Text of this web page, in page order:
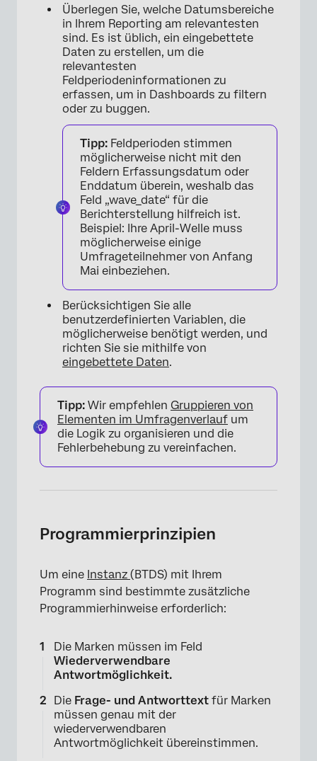
Überlegen Sie, welche Datumsbereiche
in Ihrem Reporting am relevantesten
sind. Es ist üblich, ein eingebettete
Daten zu erstellen, um die
relevantesten
Feldperiodeninformationen zu
erfassen, um in Dashboards zu filtern
oder zu buggen.
Tipp: Feldperioden stimmen
möglicherweise nicht mit den
Feldern Erfassungsdatum oder
Enddatum überein, weshalb das
Feld „wave_date“ für die
Berichterstellung hilfreich ist.
Beispiel: Ihre April-Welle muss
möglicherweise einige
Umfrageteilnehmer von Anfang
Mai einbeziehen.
Berücksichtigen Sie alle
benutzerdefinierten Variablen, die
möglicherweise benötigt werden, und
richten Sie sie mithilfe von
eingebettete Daten.
Tipp: Wir empfehlen Gruppieren von
Elementen im Umfragenverlauf um
die Logik zu organisieren und die
Fehlerbehebung zu vereinfachen.
Programmierprinzipien
Um eine Instanz (BTDS) mit Ihrem
Programm sind bestimmte zusätzliche
Programmierhinweise erforderlich:
Die Marken müssen im Feld
Wiederverwendbare
Antwortmöglichkeit.
Die Frage- und Antworttext für Marken
müssen genau mit der
wiederverwendbaren
Antwortmöglichkeit übereinstimmen.